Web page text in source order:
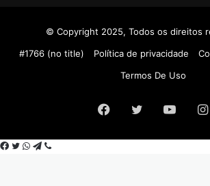
© Copyright 2025, Todos os direitos
#1766 (no title)
Política de privacidade
Termos De Uso
Facebook
Twitter
Facebook
Twitter
WhatsApp
Telegram